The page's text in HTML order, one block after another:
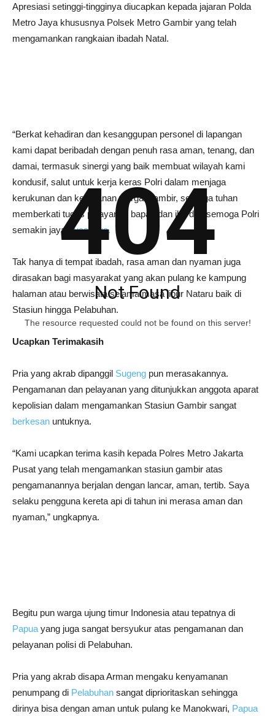
Apresiasi setinggi-tingginya diucapkan kepada jajaran Polda
Metro Jaya khususnya Polsek Metro Gambir yang telah
mengamankan rangkaian ibadah Natal.
“Berkat kehadiran dan kesanggupan personel di lapangan
kami dapat beribadah dengan penuh rasa aman, tenang, dan
damai, termasuk sinergi yang baik membuat wilayah kami
kondusif, salut untuk kerja keras Polri dalam menjaga
kerukunan dan keamanan warga Gambir, semoga tuhan
memberkati tugas pelayanan bapak dan ibu dan semoga Polri
semakin jaya,” ucapnya.
Tak hanya di tempat ibadah, rasa aman dan nyaman juga
dirasakan bagi masyarakat yang akan pulang ke kampung
halaman atau berwisata selama masa libur Nataru baik di
Stasiun hingga Pelabuhan.
Ucapkan Terimakasih
Pria yang akrab dipanggil Sugeng pun merasakannya.
Pengamanan dan pelayanan yang ditunjukkan anggota aparat
kepolisian dalam mengamankan Stasiun Gambir sangat
berkesan untuknya.
“Kami ucapkan terima kasih kepada Polres Metro Jakarta
Pusat yang telah mengamankan stasiun gambir atas
pengamanannya berjalan dengan lancar, aman, tertib. Saya
selaku pengguna kereta api di tahun ini merasa aman dan
nyaman,” ungkapnya.
Begitu pun warga ujung timur Indonesia atau tepatnya di
Papua yang juga sangat bersyukur atas pengamanan dan
pelayanan polisi di Pelabuhan.
Pria yang akrab disapa Arman mengaku kenyamanan
penumpang di Pelabuhan sangat diprioritaskan sehingga
dirinya bisa dengan aman untuk pulang ke Manokwari, Papua
404
Not Found
The resource requested could not be found on this server!